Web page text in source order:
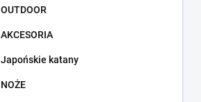
OUTDOOR
AKCESORIA
Japońskie katany
NOŻE